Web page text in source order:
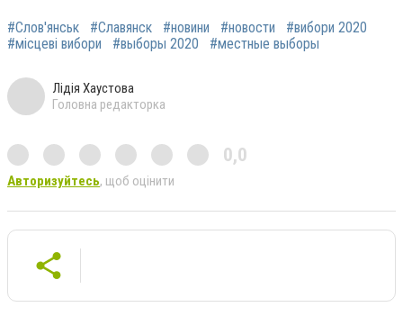
#Слов'янськ #Славянск #новини #новости
#вибори 2020
#місцеві вибори
#выборы 2020 #местные выборы
Лідія Хаустова
Головна редакторка
0,0
Авторизуйтесь, щоб оцінити